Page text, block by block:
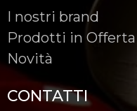
I nostri brand
Prodotti in Offerta
Novità
CONTATTI